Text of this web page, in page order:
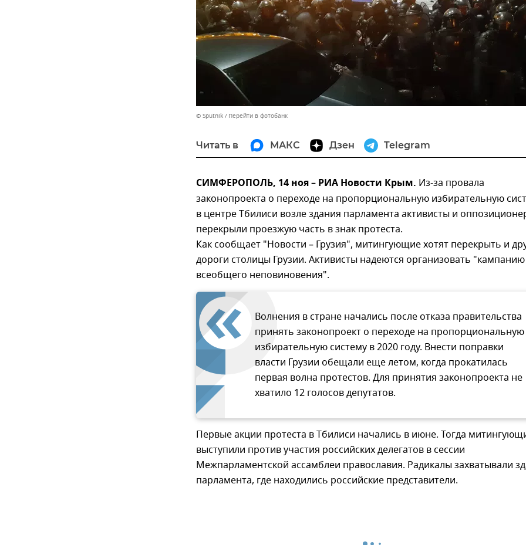
© Sputnik Перейти в фотобанк
Читать в МАКС Дзен Telegram
СИМФЕРОПОЛЬ, 14 ноя – РИА Новости Крым. Из-за провала
законопроекта о переходе на пропорциональную избирательную
в центре Тбилиси возле здания парламента активисты и
перекрыли проезжую часть в знак протеста.
Как сообщает "Новости – Грузия", митингующие хотят перекрыть и
дороги столицы Грузии. Активисты надеются организовать "кампанию
всеобщего неповиновения".
Волнения в стране начались после отказа правительства
принять законопроект о переходе на пропорциональную
избирательную систему в 2020 году. Внести поправки
власти Грузии обещали еще летом, когда прокатилась
первая волна протестов. Для принятия законопроекта не
хватило 12 голосов депутатов.
Первые акции протеста в Тбилиси начались в июне. Тогда
выступили против участия российских делегатов в сессии
Межпарламентской ассамблеи православия. Радикалы захватывали
парламента, где находились российские представители.